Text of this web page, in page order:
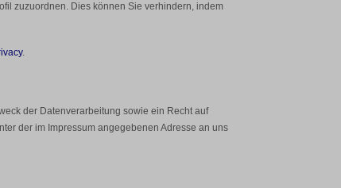
zuzuordnen. Dies können Sie verhindern, indem
.
der Datenverarbeitung sowie ein Recht auf
der im Impressum angegebenen Adresse an uns